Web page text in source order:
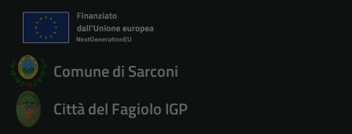
Comune di Sarconi
Città del Fagiolo IGP